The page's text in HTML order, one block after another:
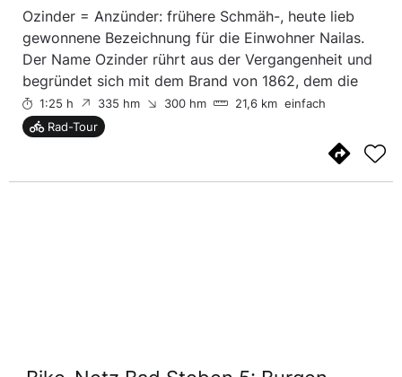
Ozinder = Anzünder: frühere Schmäh-, heute lieb
gewonnene Bezeichnung für die Einwohner Nailas.
Der Name Ozinder rührt aus der Vergangenheit und
begründet sich mit dem Brand von 1862, dem die
Stadt Naila nahezu gänzlich zum Opfer gefallen ist.
Frösche im Froschbachtal- die mag es zwar dort ...
1:25 h 335 hm 300 hm 21,6 km einfach
Rad-Tour